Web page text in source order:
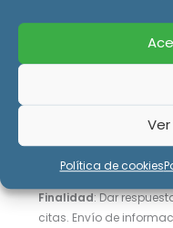
Política de cookies
Responsable:
Finalidad: Dar
citas. Envío de